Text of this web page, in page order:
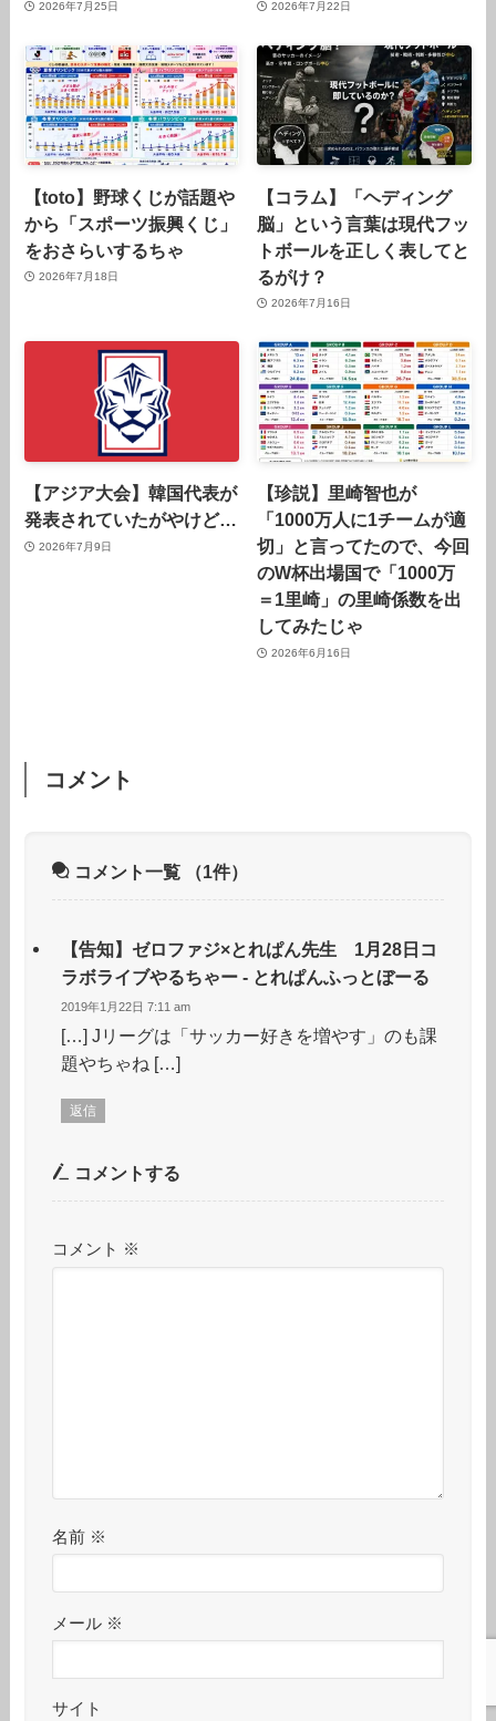
2026年7月25日 2026年7月22日
【toto】野球くじが話題や
から「スポーツ振興くじ」
をおさらいするちゃ
2026年7月18日
【コラム】「ヘディング
脳」という言葉は現代フッ
トボールを正しく表してと
るがけ？
2026年7月16日
【アジア大会】韓国代表が
発表されていたがやけど…
2026年7月9日
【珍説】里崎智也が
「1000万人に1チームが適
切」と言ってたので、今回
のW杯出場国で「1000万
＝1里崎」の里崎係数を出
してみたじゃ
2026年6月16日
コメント
コメント一覧 （1件）
【告知】ゼロファジ×とれぱん先生 1月28日コ
ラボライブやるちゃー - とれぱんふっとぼーる
2019年1月22日 7:11 am
[…] Jリーグは「サッカー好きを増やす」のも課
題やちゃね […]
返信
コメントする
コメント ※
名前 ※
メール ※
サイト